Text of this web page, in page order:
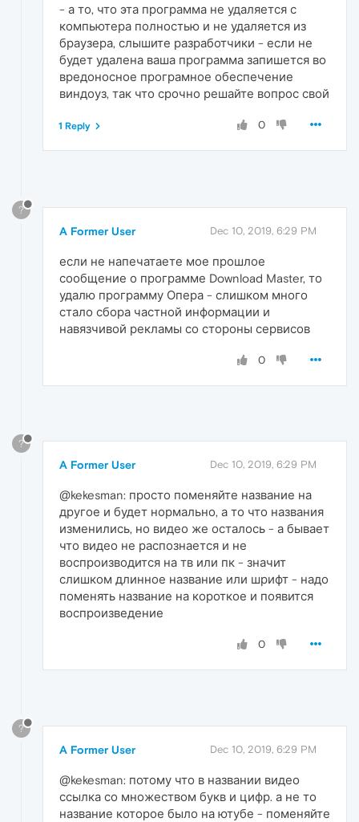
- а то, что эта программа не удаляется с
компьютера полностью и не удаляется из
браузера, слышите разработчики - если не
будет удалена ваша программа запишется во
вредоносное програмное обеспечение
виндоуз, так что срочно решайте вопрос свой
0
1 Reply
?
A Former User Dec 10, 2019, 6:29 PM
если не напечатаете мое прошлое
сообщение о программе Download Master, то
удалю программу Опера - слишком много
стало сбора частной информации и
навязчивой рекламы со стороны сервисов
0
?
A Former User Dec 10, 2019, 6:29 PM
@kekesman: просто поменяйте название на
другое и будет нормально, а то что названия
изменились, но видео же осталось - а бывает
что видео не распознается и не
воспроизводится на тв или пк - значит
слишком длинное название или шрифт - надо
поменять название на короткое и появится
воспроизведение
0
?
A Former User Dec 10, 2019, 6:29 PM
@kekesman: потому что в названии видео
ссылка со множеством букв и цифр. а не то
название которое было на ютубе - поменяйте